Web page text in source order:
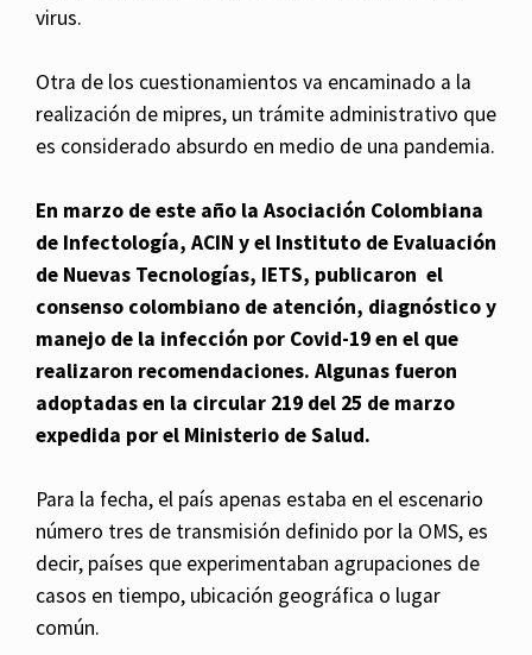
virus.
Otra de los cuestionamientos va encaminado a la
realización de mipres, un trámite administrativo que
es considerado absurdo en medio de una pandemia.
En marzo de este año la Asociación Colombiana
de Infectología, ACIN y el Instituto de Evaluación
de Nuevas Tecnologías, IETS, publicaron el
consenso colombiano de atención, diagnóstico y
manejo de la infección por Covid-19 en el que
realizaron recomendaciones. Algunas fueron
adoptadas en la circular 219 del 25 de marzo
expedida por el Ministerio de Salud.
Para la fecha, el país apenas estaba en el escenario
número tres de transmisión definido por la OMS, es
decir, países que experimentaban agrupaciones de
casos en tiempo, ubicación geográfica o lugar
común.